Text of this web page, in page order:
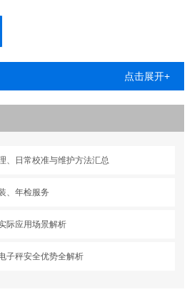
点击展开+
、日常校准与维护方法汇总
、年检服务
际应用场景解析
子秤安全优势全解析